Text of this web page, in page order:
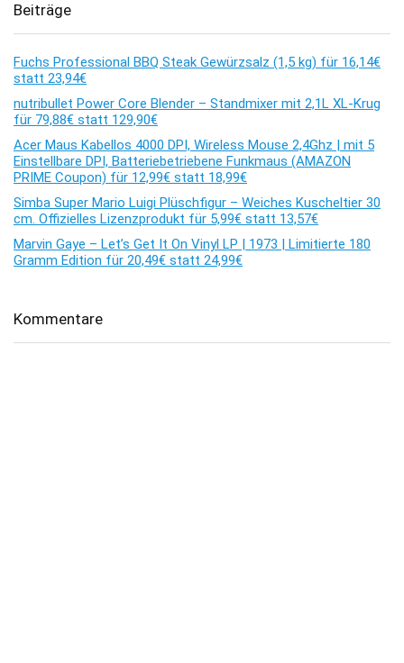
Beiträge
Fuchs Professional BBQ Steak Gewürzsalz (1,5 kg) für 16,14€
statt 23,94€
nutribullet Power Core Blender – Standmixer mit 2,1L XL-Krug
für 79,88€ statt 129,90€
Acer Maus Kabellos 4000 DPI, Wireless Mouse 2,4Ghz | mit 5
Einstellbare DPI, Batteriebetriebene Funkmaus (AMAZON
PRIME Coupon) für 12,99€ statt 18,99€
Simba Super Mario Luigi Plüschfigur – Weiches Kuscheltier 30
cm. Offizielles Lizenzprodukt für 5,99€ statt 13,57€
Marvin Gaye – Let’s Get It On Vinyl LP | 1973 | Limitierte 180
Gramm Edition für 20,49€ statt 24,99€
Kommentare